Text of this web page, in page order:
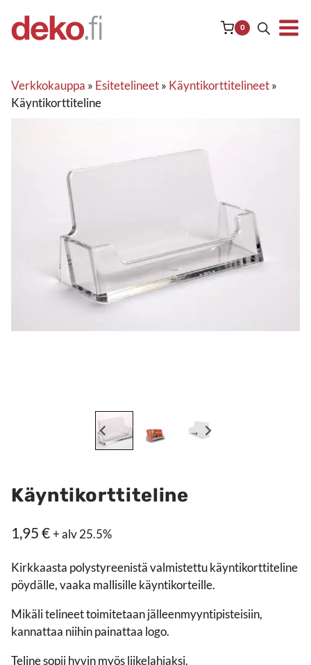
sisältöön
0
Verkkokauppa » Esitetelineet» Käyntikorttitelineet»
Käyntikorttiteline
Käyntikorttiteline
1,95€+ alv 25.5%
Kirkkaasta polystyreenistä valmistettu käyntikorttiteline
pöydälle, vaaka mallisille käyntikorteille.
Mikäli telineet toimitetaan jälleenmyyntipisteisiin,
kannattaa niihin painattaa logo.
Teline sopii hyvin myös liikelahjaksi.